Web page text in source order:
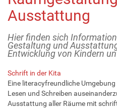
Ausstattung
Hier finden sich
Gestaltung und
Entwicklung von Kindern
Schrift in der Kita
Eine literacyfreundliche
Lesen und Schreiben
Ausstattung aller Räume mit